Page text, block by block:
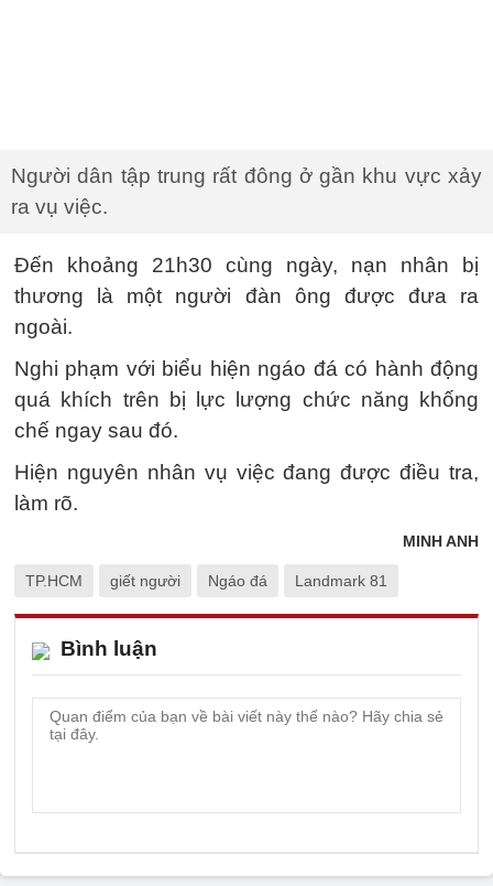
Người dân tập trung rất đông ở gần khu vực xảy
ra vụ việc.
Đến khoảng 21h30 cùng ngày, nạn nhân bị
thương là một người đàn ông được đưa ra
ngoài.
Nghi phạm với biểu hiện ngáo đá có hành động
quá khích trên bị lực lượng chức năng khống
chế ngay sau đó.
Hiện nguyên nhân vụ việc đang được điều tra,
làm rõ.
MINH ANH
TP.HCM giết người Ngáo đá Landmark 81
Bình luận